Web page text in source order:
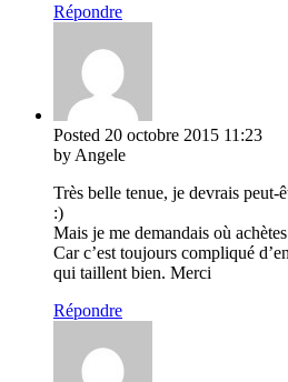
Répondre
Posted 20 octobre 2015 11:23
by Angele
Très belle tenue, je devrais peut-
:)
Mais je me demandais où
Car c’est toujours compliqué
qui taillent bien. Merci
Répondre